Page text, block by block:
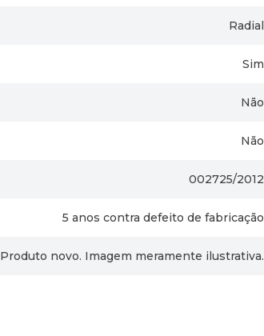
Radial
Sim
Não
Não
002725/2012
5 anos contra defeito de fabricação
Produto novo. Imagem meramente ilustrativa.